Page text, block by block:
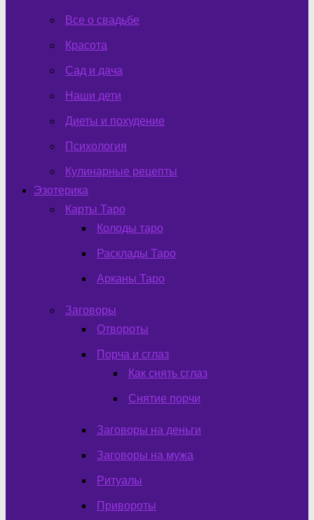
Все о свадьбе
Красота
Сад и дача
Наши дети
Диеты и похудение
Психология
Кулинарные рецепты
Эзотерика
Карты Таро
Колоды таро
Расклады Таро
Арканы Таро
Заговоры
Отвороты
Порча и сглаз
Как снять сглаз
Снятие порчи
Заговоры на деньги
Заговоры на мужа
Ритуалы
Привороты